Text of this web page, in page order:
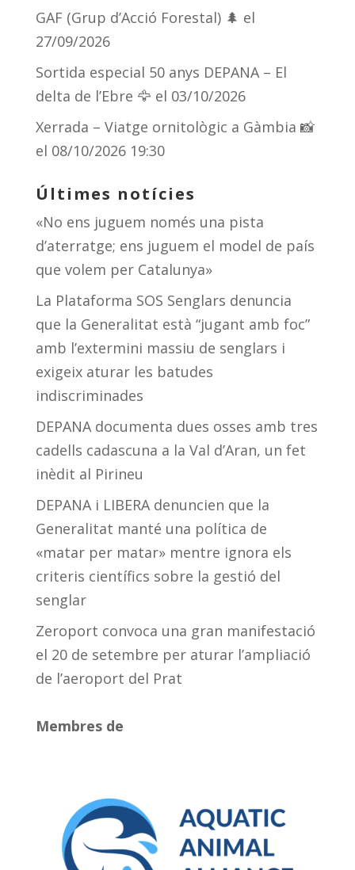
GAF (Grup d’Acció Forestal) 🌲 el
27/09/2026
Sortida especial 50 anys DEPANA – El
delta de l’Ebre 🦅 el 03/10/2026
Xerrada – Viatge ornitològic a Gàmbia 📸
el 08/10/2026 19:30
Últimes notícies
«No ens juguem només una pista
d’aterratge; ens juguem el model de país
que volem per Catalunya»
La Plataforma SOS Senglars denuncia
que la Generalitat està “jugant amb foc”
amb l’extermini massiu de senglars i
exigeix aturar les batudes
indiscriminades
DEPANA documenta dues osses amb tres
cadells cadascuna a la Val d’Aran, un fet
inèdit al Pirineu
DEPANA i LIBERA denuncien que la
Generalitat manté una política de
«matar per matar» mentre ignora els
criteris científics sobre la gestió del
senglar
Zeroport convoca una gran manifestació
el 20 de setembre per aturar l’ampliació
de l’aeroport del Prat
Membres de